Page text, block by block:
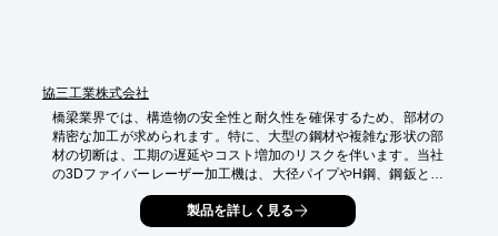
協三工業株式会社
橋梁業界では、構造物の安全性と耐久性を確保するため、部材の
精密な加工が求められます。特に、大型の鋼材や複雑な形状の部
材の切断は、工期の遅延やコスト増加のリスクを伴います。当社
の3Dファイバーレーザー加工機は、大径パイプやH鋼、鋼鈑とい
った橋梁部材の切断ニーズに対応し、作業時間とコストの短縮に
製品を詳しく見る